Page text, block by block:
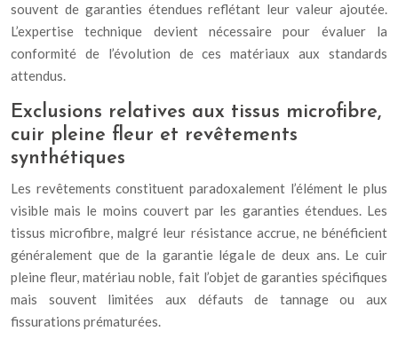
souvent de garanties étendues reflétant leur valeur ajoutée.
L’expertise technique devient nécessaire pour évaluer la
conformité de l’évolution de ces matériaux aux standards
attendus.
Exclusions relatives aux tissus microfibre,
cuir pleine fleur et revêtements
synthétiques
Les revêtements constituent paradoxalement l’élément le plus
visible mais le moins couvert par les garanties étendues. Les
tissus microfibre, malgré leur résistance accrue, ne bénéficient
généralement que de la garantie légale de deux ans. Le cuir
pleine fleur, matériau noble, fait l’objet de garanties spécifiques
mais souvent limitées aux défauts de tannage ou aux
fissurations prématurées.